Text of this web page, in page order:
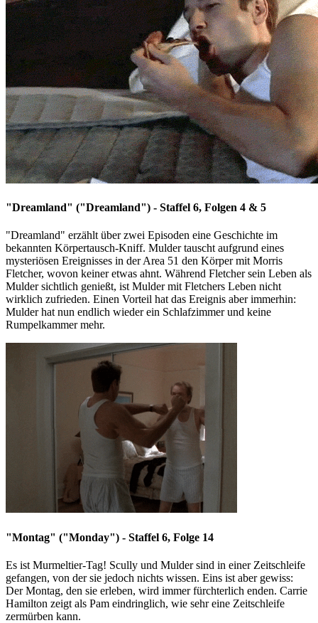
"Dreamland" ("Dreamland") - Staffel 6, Folgen 4 & 5
"Dreamland" erzählt über zwei Episoden eine Geschichte im
bekannten Körpertausch-Kniff. Mulder tauscht aufgrund eines
mysteriösen Ereignisses in der Area 51 den Körper mit Morris
Fletcher, wovon keiner etwas ahnt. Während Fletcher sein Leben als
Mulder sichtlich genießt, ist Mulder mit Fletchers Leben nicht
wirklich zufrieden. Einen Vorteil hat das Ereignis aber immerhin:
Mulder hat nun endlich wieder ein Schlafzimmer und keine
Rumpelkammer mehr.
"Montag" ("Monday") - Staffel 6, Folge 14
Es ist Murmeltier-Tag! Scully und Mulder sind in einer Zeitschleife
gefangen, von der sie jedoch nichts wissen. Eins ist aber gewiss:
Der Montag, den sie erleben, wird immer fürchterlich enden. Carrie
Hamilton zeigt als Pam eindringlich, wie sehr eine Zeitschleife
zermürben kann.